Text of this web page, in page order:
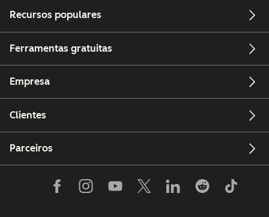
Recursos populares
Ferramentas gratuitas
Empresa
Clientes
Parceiros